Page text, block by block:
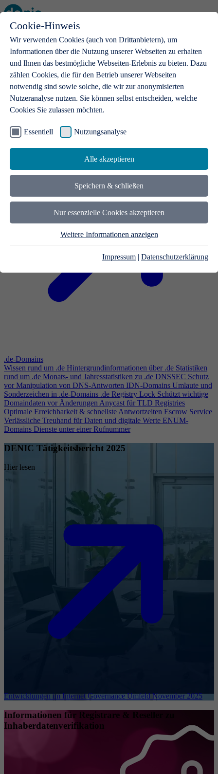
Cookie-Hinweis
Wir verwenden Cookies (auch von Drittanbietern), um
Informationen über die Nutzung unserer Webseiten zu erhalten
und Ihnen das bestmögliche Webseiten-Erlebnis zu bieten. Dazu
zählen Cookies, die für den Betrieb unserer Webseiten
notwendig sind sowie solche, die wir zur anonymisierten
Nutzeranalyse nutzen. Sie können selbst entscheiden, welche
Cookies Sie zulassen möchten.
Essentiell Nutzungsanalyse
Alle akzeptieren
Speichern & schließen
Nur essenzielle Cookies akzeptieren
Weitere Informationen anzeigen
Impressum | Datenschutzerklärung
Open main menu
.de-Domains
Mit einer .de-Domain erhalten Ideen eine Bühne
.de-Domains
Wissen rund um .de Hintergrundinformationen über .de Statistiken
rund um .de Monats- und Jahresstatistiken zu .de DNSSEC Schutz
vor Manipulation von DNS-Antworten IDN-Domains Umlaute und
Sonderzeichen in .de-Domains .de Registry Lock Schützt wichtige
Domaindaten vor ÄnderungenAnycast für TLD Registries
Optimale Erreichbarkeit & schnellste Antwortzeiten Escrow Service
Verlässliche Treuhand für Daten und digitale Werte ENUM-
Domains Dienste unter einer Rufnummer
DENIC Tätigkeitsbericht 2025
Hier lesen
Entwicklungen im Internet Governance Umfeld November 2025
Informationen für Registrare & Reseller zu
Inhaberdatenverifikation